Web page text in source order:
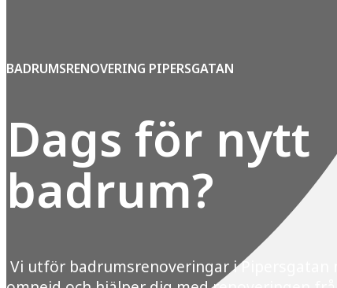
BADRUMSRENOVERING PIPERSGATAN
Dags för nytt
badrum?
Vi utför badrumsrenoveringar i Pipersgatan